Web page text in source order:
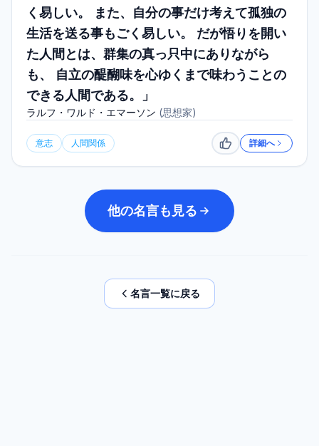
く易しい。 また、自分の事だけ考えて孤独の
生活を送る事もごく易しい。 だが悟りを開い
た人間とは、群集の真っ只中にありながら
も、 自立の醍醐味を心ゆくまで味わうことの
できる人間である。」
ラルフ・ワルド・エマーソン (思想家)
意志 人間関係 いいね詳細へ
他の名言も見る
名言一覧に戻る